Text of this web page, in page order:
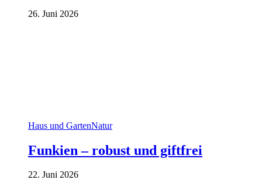
26. Juni 2026
Haus und GartenNatur
Funkien – robust und giftfrei
22. Juni 2026